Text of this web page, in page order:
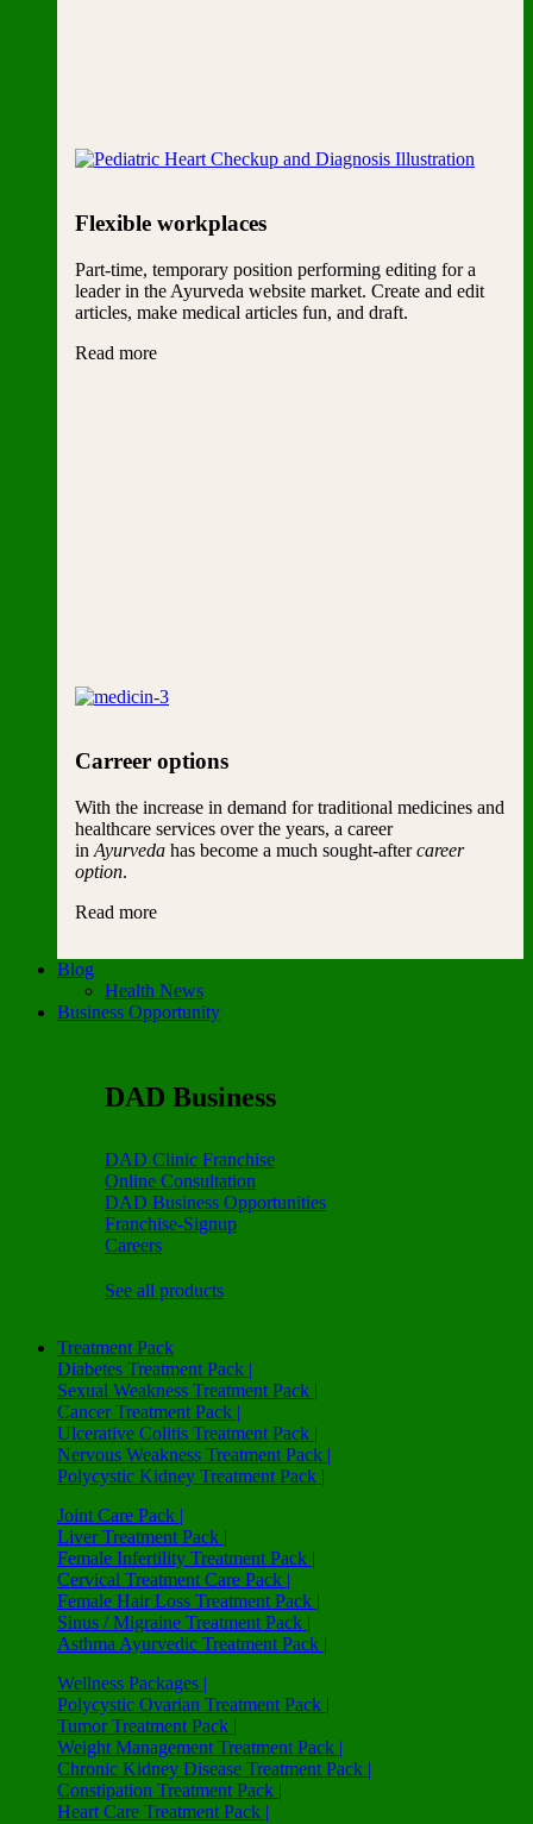
Flexible workplaces
Part-time, temporary position performing editing for a
leader in the Ayurveda website market. Create and edit
articles, make medical articles fun, and draft.
Read more
Carreer options
With the increase in demand for traditional medicines and
healthcare services over the years, a career
in Ayurveda has become a much sought-aftercareer
option.
Read more
Blog
Health News
Business Opportunity
DAD Business
DAD Clinic Franchise
Online Consultation
DAD Business Opportunities
Franchise-Signup
Careers
See all products
Treatment Pack
Diabetes Treatment Pack |
Sexual Weakness Treatment Pack |
Cancer Treatment Pack |
Ulcerative Colitis Treatment Pack |
Nervous Weakness Treatment Pack |
Polycystic Kidney Treatment Pack |
Joint Care Pack |
Liver Treatment Pack |
Female Infertility Treatment Pack |
Cervical Treatment Care Pack |
Female Hair Loss Treatment Pack |
Sinus / Migraine Treatment Pack |
Asthma Ayurvedic Treatment Pack |
Wellness Packages |
Polycystic Ovarian Treatment Pack |
Tumor Treatment Pack |
Weight Management Treatment Pack |
Chronic Kidney Disease Treatment Pack |
Constipation Treatment Pack |
Heart Care Treatment Pack |